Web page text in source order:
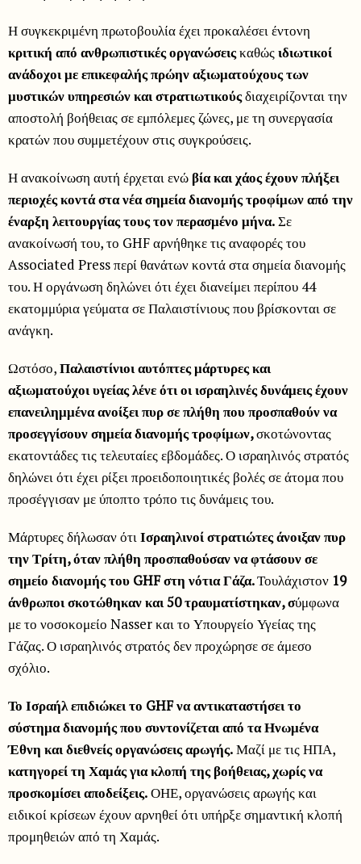
Η συγκεκριμένη πρωτοβουλία έχει προκαλέσει έντονη
κριτική από ανθρωπιστικές οργανώσειςκαθώςιδιωτικοί
ανάδοχοι με επικεφαλής πρώην αξιωματούχους των
μυστικών υπηρεσιών και στρατιωτικούςδιαχειρίζονται την
αποστολή βοήθειας σε εμπόλεμες ζώνες, με τη συνεργασία
κρατών που συμμετέχουν στις συγκρούσεις.
Η ανακοίνωση αυτή έρχεται ενώ βία και χάος έχουν πλήξει
περιοχές κοντά στα νέα σημεία διανομής τροφίμων από την
έναρξη λειτουργίας τους τον περασμένο μήνα.Σε
ανακοίνωσή του, το GHF αρνήθηκε τις αναφορές του
Associated Press περί θανάτων κοντά στα σημεία διανομής
του. Η οργάνωση δηλώνει ότι έχει διανείμει περίπου 44
εκατομμύρια γεύματα σε Παλαιστίνιους που βρίσκονται σε
ανάγκη.
Ωστόσο,Παλαιστίνιοι αυτόπτες μάρτυρες και
αξιωματούχοι υγείας λένε ότι οι ισραηλινές δυνάμεις έχουν
επανειλημμένα ανοίξει πυρ σε πλήθη που προσπαθούν να
προσεγγίσουν σημεία διανομής τροφίμων,σκοτώνοντας
εκατοντάδες τις τελευταίες εβδομάδες. Ο ισραηλινός στρατός
δηλώνει ότι έχει ρίξει προειδοποιητικές βολές σε άτομα που
προσέγγισαν με ύποπτο τρόπο τις δυνάμεις του.
Μάρτυρες δήλωσαν ότιΙσραηλινοί στρατιώτες άνοιξαν πυρ
την Τρίτη, όταν πλήθη προσπαθούσαν να φτάσουν σε
σημείο διανομής του GHF στη νότια Γάζα.Τουλάχιστον 19
άνθρωποι σκοτώθηκαν και 50 τραυματίστηκαν, σύμφωνα
με το νοσοκομείο Nasser και το Υπουργείο Υγείας της
Γάζας. Ο ισραηλινός στρατός δεν προχώρησε σε άμεσο
σχόλιο.
Το Ισραήλ επιδιώκει το GHF να αντικαταστήσει το
σύστημα διανομής που συντονίζεται από τα Ηνωμένα
Έθνη και διεθνείς οργανώσεις αρωγής.Μαζί με τις ΗΠΑ,
κατηγορεί τη Χαμάς για κλοπή της βοήθειας, χωρίς να
προσκομίσει αποδείξεις.ΟΗΕ, οργανώσεις αρωγής και
ειδικοί κρίσεων έχουν αρνηθεί ότι υπήρξε σημαντική κλοπή
προμηθειών από τη Χαμάς.